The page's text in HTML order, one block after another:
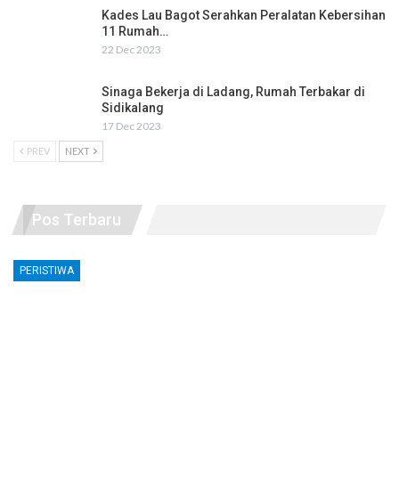
Kades Lau Bagot Serahkan Peralatan Kebersihan
11 Rumah…
22 Dec 2023
Sinaga Bekerja di Ladang, Rumah Terbakar di
Sidikalang
17 Dec 2023
PREV NEXT
Pos Terbaru
PERISTIWA